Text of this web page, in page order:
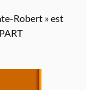
Robert » est